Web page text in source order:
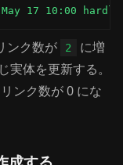
17 10:00
ンク数が 2
に増
体を更新する。
ンク数が 0 にな